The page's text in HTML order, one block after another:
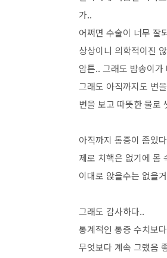
가..
어쩌면 수술이 너무 잘
상상이니 의학적이진
암튼.. 그래도 밤송이
그래도 아직까지도 변
변을 보고 따뜻한 물로
아직까지 통증이 좀있
제로 치핵은 없기에 몸
이대로 앉을수는 없을
그래도 감사하다..
통계적인 통증 수치보
무엇보다 계속 그랬음